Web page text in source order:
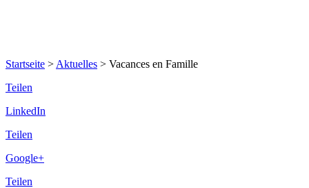
Startseite > Aktuelles > Vacances en Famille
Teilen
LinkedIn
Teilen
Google+
Teilen